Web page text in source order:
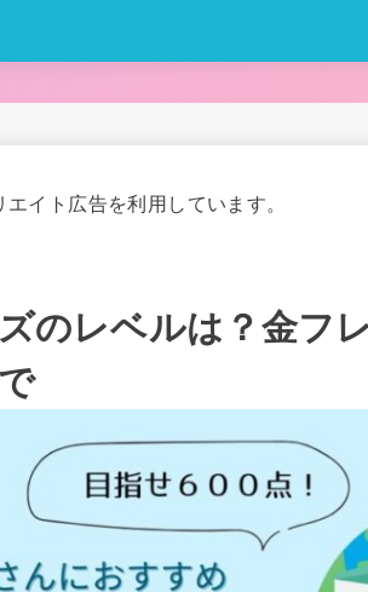
イト広告を利用しています。
のレベルは？金フ